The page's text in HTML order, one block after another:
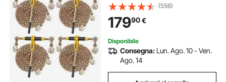
Cricchetto, 4 Set di Catene e
Leganti, Legatori a Catena per il
Trasporto, il Disboscamento
(556)
17990€
Disponibile
Consegna: Lun. Ago. 10 - Ven.
Ago. 14